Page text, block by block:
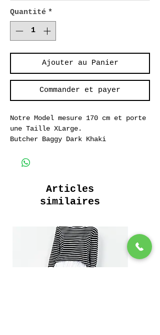
Quantité *
Ajouter au Panier
Commander et payer
Notre Model mesure 170 cm et porte
une Taille XLarge.
Butcher Baggy Dark Khaki
Coton
Articles
similaires